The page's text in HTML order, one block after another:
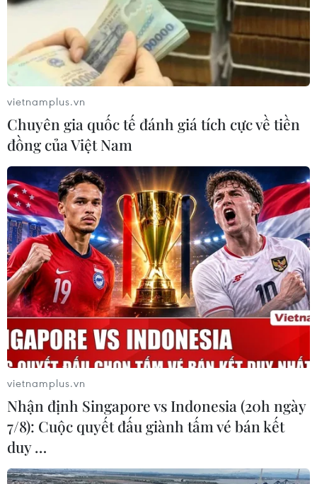
vietnamplus.vn
Chuyên gia quốc tế đánh giá tích cực về tiền
đồng của Việt Nam
vietnamplus.vn
Nhận định Singapore vs Indonesia (20h ngày
7/8): Cuộc quyết đấu giành tấm vé bán kết
duy …